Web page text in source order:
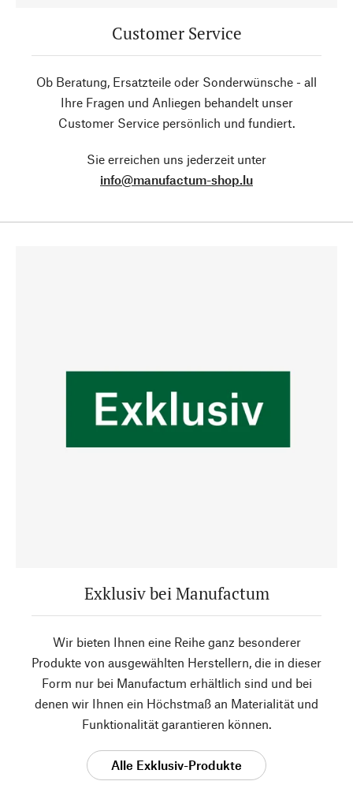
Customer Service
Ob Beratung, Ersatzteile oder Sonderwünsche - all
Ihre Fragen und Anliegen behandelt unser
Customer Service persönlich und fundiert.
Sie erreichen uns jederzeit unter
info@manufactum-shop.lu
Exklusiv bei Manufactum
Wir bieten Ihnen eine Reihe ganz besonderer
Produkte von ausgewählten Herstellern, die in dieser
Form nur bei Manufactum erhältlich sind und bei
denen wir Ihnen ein Höchstmaß an Materialität und
Funktionalität garantieren können.
Alle Exklusiv-Produkte